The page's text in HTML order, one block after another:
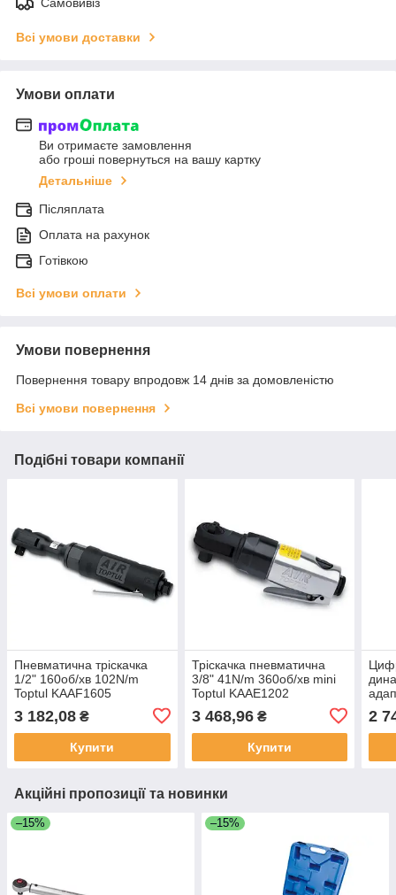
Всі умови доставки
Умови оплати
Ви отримаєте замовлення
або гроші повернуться на вашу картку
Детальніше
Післяплата
Оплата на рахунок
Готівкою
Всі умови оплати
Умови повернення
Повернення товару впродовж 14 днів за домовленістю
Всі умови повернення
Подібні товари компанії
Пневматична тріскачка
1/2" 160об/хв 102N/m
Toptul KAAF1605
3 182,08 ₴
Купити
Тріскачка пневматична
3/8" 41N/m 360об/хв mini
Toptul KAAE1202
3 468,96₴
Купити
2
Акційні пропозиції та новинки
–15% –15%